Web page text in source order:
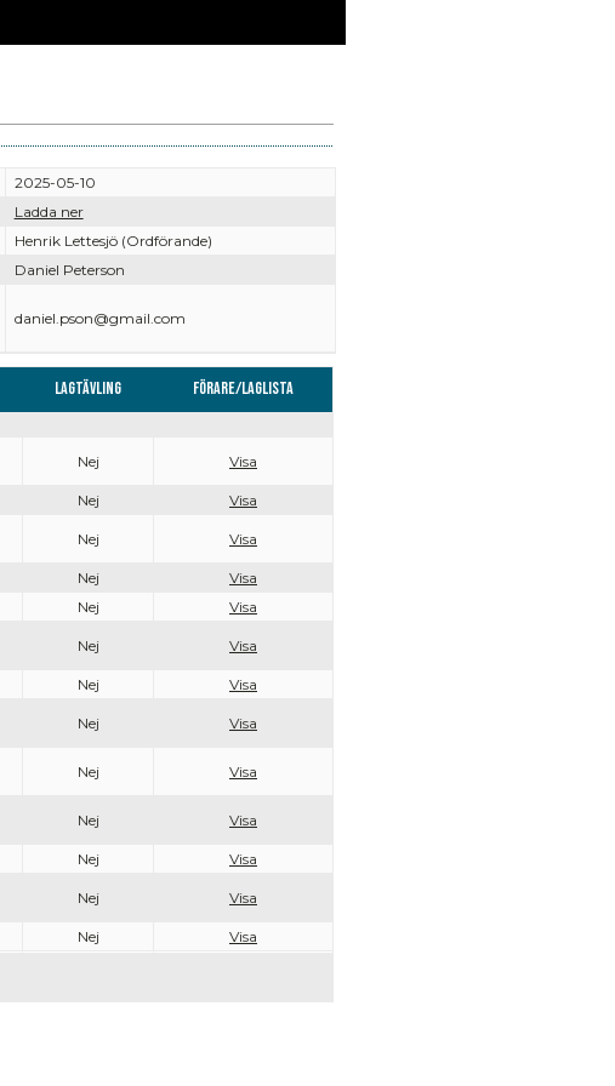
2025-05-10
Ladda ner
Henrik Lettesjö (Ordförande)
Daniel Peterson
daniel.pson@gmail.com
Lagtävling Förare/Laglista
Nej Visa
Nej
Visa
Nej Visa
Nej
Visa
Nej
Visa
Nej Visa
Nej
Visa
Nej Visa
Nej Visa
Nej Visa
Nej
Visa
Nej Visa
Nej Visa